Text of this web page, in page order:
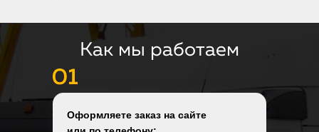
Как мы работаем
Оформляете заказ на сайте